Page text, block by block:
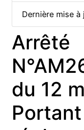
Dernière mise à
Arrêté
du 12
Portant